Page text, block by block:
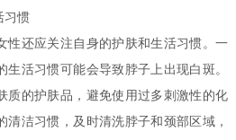
惯
还应关注自身的护肤和生活习惯。一
活习惯可能会导致脖子上出现白斑。
质的护肤品，避免使用过多刺激性的化
清洁习惯，及时清洗脖子和颈部区域，